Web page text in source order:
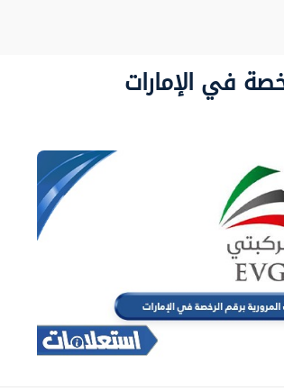
في الإمارات